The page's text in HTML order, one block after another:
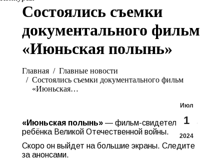
Состоялись съемки
документального фильм
«Июньская полынь»
Главная
Главные новости
Состоялись съемки документального фильм
«Июньская…
Июл
1
2024
«Июньская полынь» — фильм-свидетельство
ребёнка Великой Отечественной войны.
Скоро он выйдет на большие экраны. Следите
за анонсами.